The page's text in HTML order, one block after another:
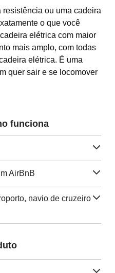
ou uma cadeira
o que você
elétrica com maior
mais amplo, com todas
elétrica. É uma
quer sair e se locomover
funciona
AirBnB
navio de cruzeiro